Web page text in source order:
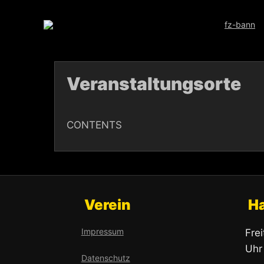
Veranstaltungsorte
CONTENTS
Verein
Impressum
Datenschutz
Uhr